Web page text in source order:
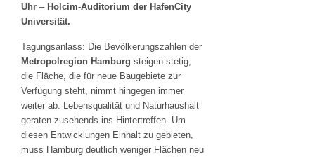
Uhr –Holcim-Auditorium der HafenCity
Universität.
Tagungsanlass: Die Bevölkerungszahlen der
Metropolregion Hamburg steigen stetig,
die Fläche, die für neue Baugebiete zur
Verfügung steht, nimmt hingegen immer
weiter ab. Lebensqualität und Naturhaushalt
geraten zusehends ins Hintertreffen. Um
diesen Entwicklungen Einhalt zu gebieten,
muss Hamburg deutlich weniger Flächen neu